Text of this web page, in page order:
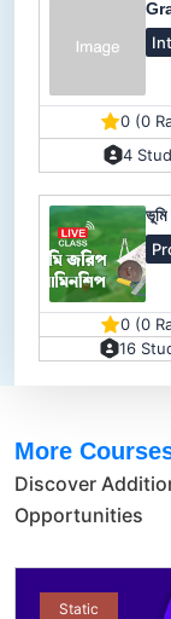
0 (0
4
0 (0
16
More
Discover
Opportunities
Static